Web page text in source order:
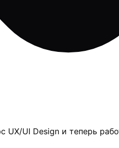
UI Design и теперь